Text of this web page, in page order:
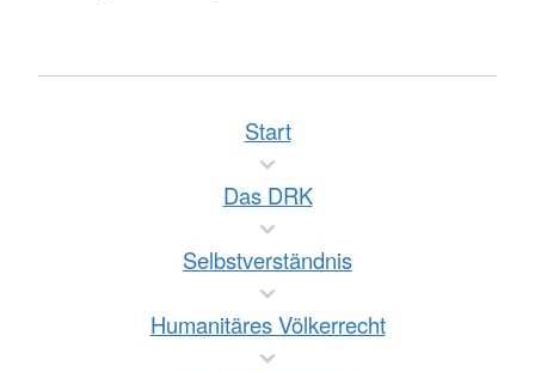
Start
Das DRK
Selbstverständnis
Humanitäres Völkerrecht